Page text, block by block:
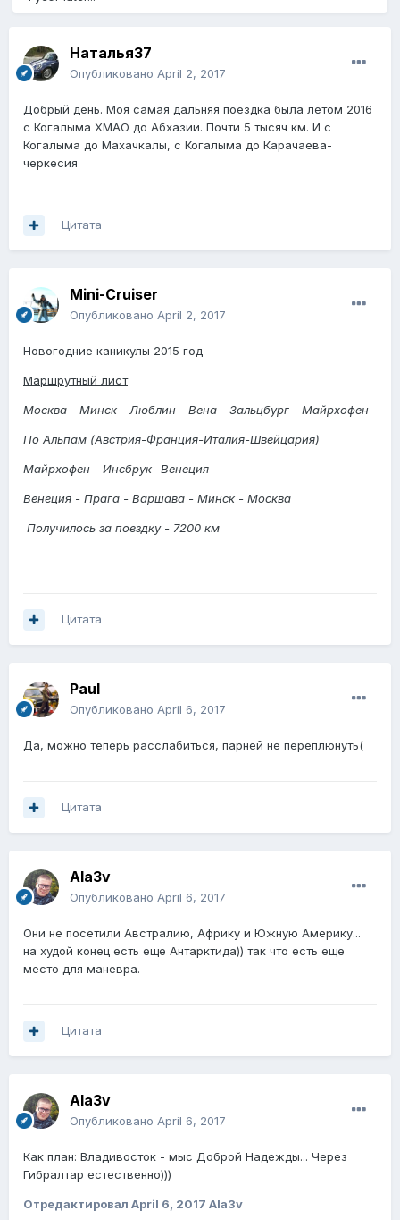
Наталья37
Опубликовано April 2, 2017
Добрый день. Моя самая дальняя поездка была летом 2016
с Когалыма ХМАО до Абхазии. Почти 5 тысяч км. И с
Когалыма до Махачкалы, с Когалыма до Карачаева-
черкесия
Цитата
Mini-Cruiser
Опубликовано April 2, 2017
Новогодние каникулы 2015 год
Маршрутный лист
Москва - Минск - Люблин - Вена - Зальцбург - Майрхофен
По Альпам (Австрия-Франция-Италия-Швейцария)
Майрхофен - Инсбрук- Венеция
Венеция - Прага - Варшава - Минск - Москва
Получилось за поездку - 7200 км
Цитата
Paul
Опубликовано April 6, 2017
Да, можно теперь расслабиться, парней не переплюнуть(
Цитата
Ala3v
Опубликовано April 6, 2017
Они не посетили Австралию, Африку и Южную Америку...
на худой конец есть еще Антарктида)) так что есть еще
место для маневра.
Цитата
Ala3v
Опубликовано April 6, 2017
Как план: Владивосток - мыс Доброй Надежды... Через
Гибралтар естественно)))
Отредактировал April 6, 2017 Ala3v